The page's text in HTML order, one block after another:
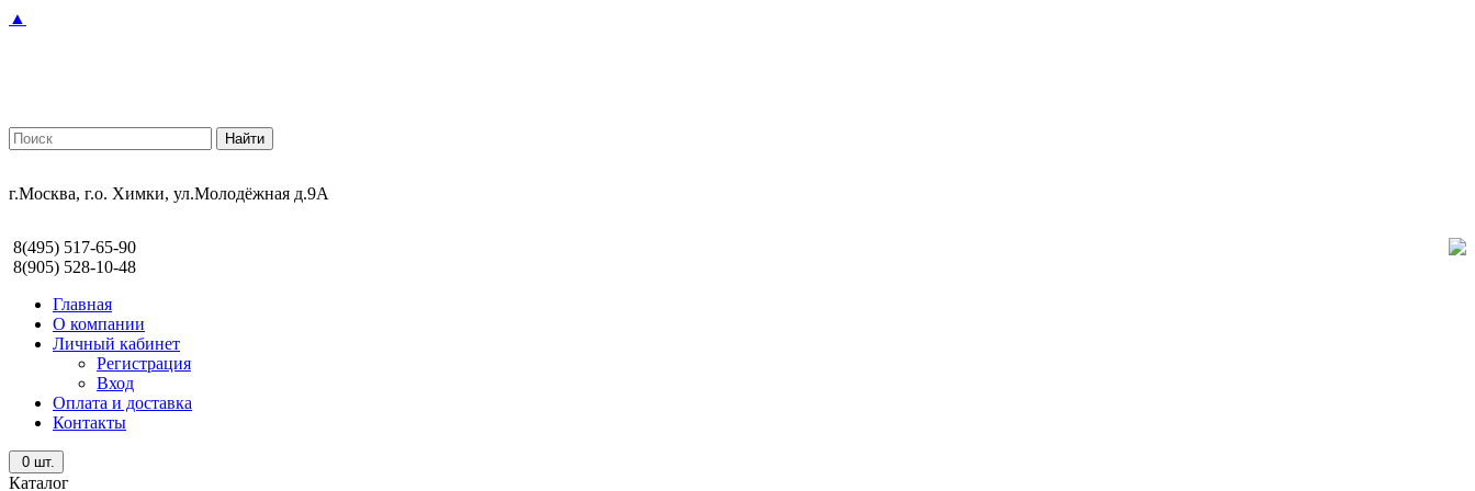
▲
г.Москва, г.о. Химки, ул.Молодёжная д.9А
8(495) 517-65-90
8(905) 528-10-48
Главная
О компании
Личный кабинет
Регистрация
Вход
Оплата и доставка
Контакты
0 шт.
Каталог